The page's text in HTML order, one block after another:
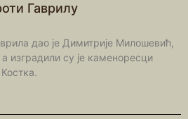
Гаврилу
дао је Димитрије Милошевић,
изградили су је каменоресци